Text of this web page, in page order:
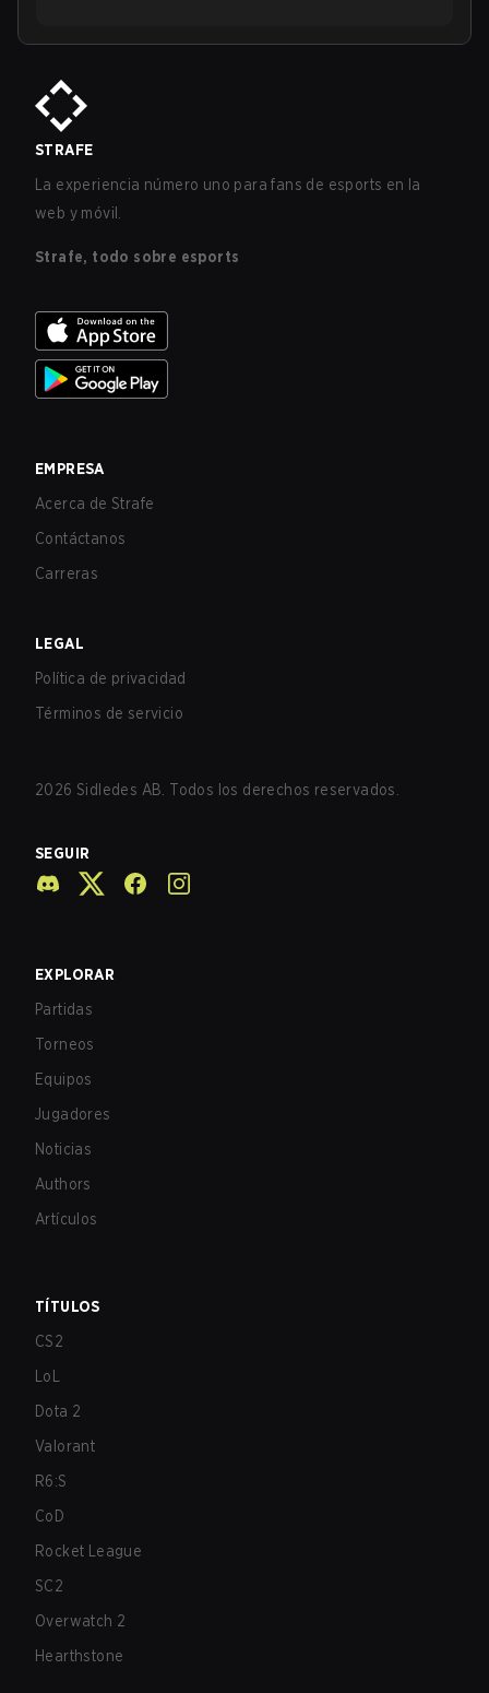
STRAFE
La experiencia número uno para fans de esports en la
web y móvil.
Strafe, todo sobre esports
EMPRESA
Acerca de Strafe
Contáctanos
Carreras
LEGAL
Política de privacidad
Términos de servicio
2026 Sidledes AB. Todos los derechos reservados.
SEGUIR
EXPLORAR
Partidas
Torneos
Equipos
Jugadores
Noticias
Authors
Artículos
TÍTULOS
CS2
LoL
Dota 2
Valorant
R6:S
CoD
Rocket League
SC2
Overwatch 2
Hearthstone